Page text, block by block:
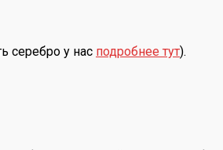
серебро у нас подробнее тут).